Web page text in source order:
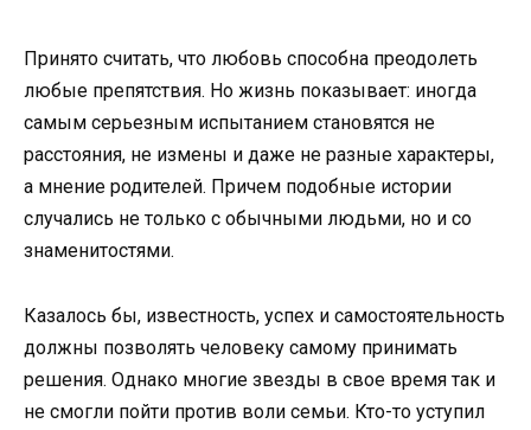
Принято считать, что любовь способна преодолеть
любые препятствия. Но жизнь показывает: иногда
самым серьезным испытанием становятся не
расстояния, не измены и даже не разные характеры,
а мнение родителей. Причем подобные истории
случались не только с обычными людьми, но и со
знаменитостями.
Казалось бы, известность, успех и самостоятельность
должны позволять человеку самому принимать
решения. Однако многие звезды в свое время так и
не смогли пойти против воли семьи. Кто-то уступил